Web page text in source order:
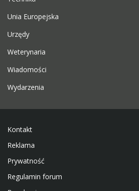
Unia Europejska
Urzędy
Weterynaria
Wiadomości
Wydarzenia
Kontakt
Reklama
Prywatność
Regulamin forum